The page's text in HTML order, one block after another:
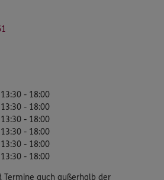
- 18:00
- 18:00
- 18:00
- 18:00
- 18:00
- 18:00
Termine auch außerhalb der